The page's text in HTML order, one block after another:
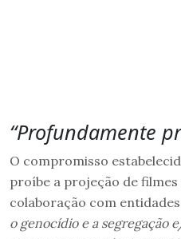
“Profundamente
O compromisso
proíbe a projeção de
colaboração com
o genocídio e a segregação